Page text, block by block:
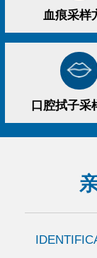
血痕采样
口腔拭子采